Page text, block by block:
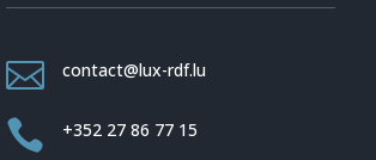
 contact@lux-rdf.lu
 +352 27 86 77 15